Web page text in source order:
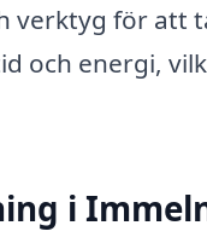
verktyg för att
och energi,
i